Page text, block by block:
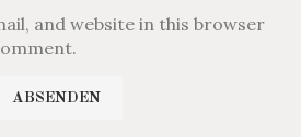
and website in this browser